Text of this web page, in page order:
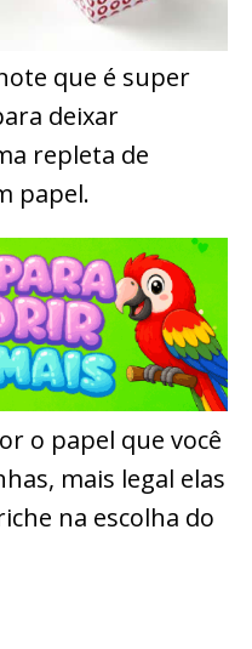
que é super
deixar
repleta de
papel.
o papel que você
mais legal elas
na escolha do